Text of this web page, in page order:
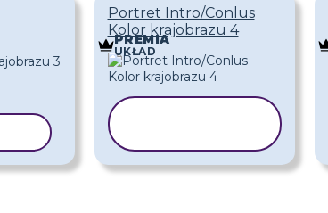
Portret Intro/Conlus
Kolor krajobrazu 4
PREMIA
UKŁAD